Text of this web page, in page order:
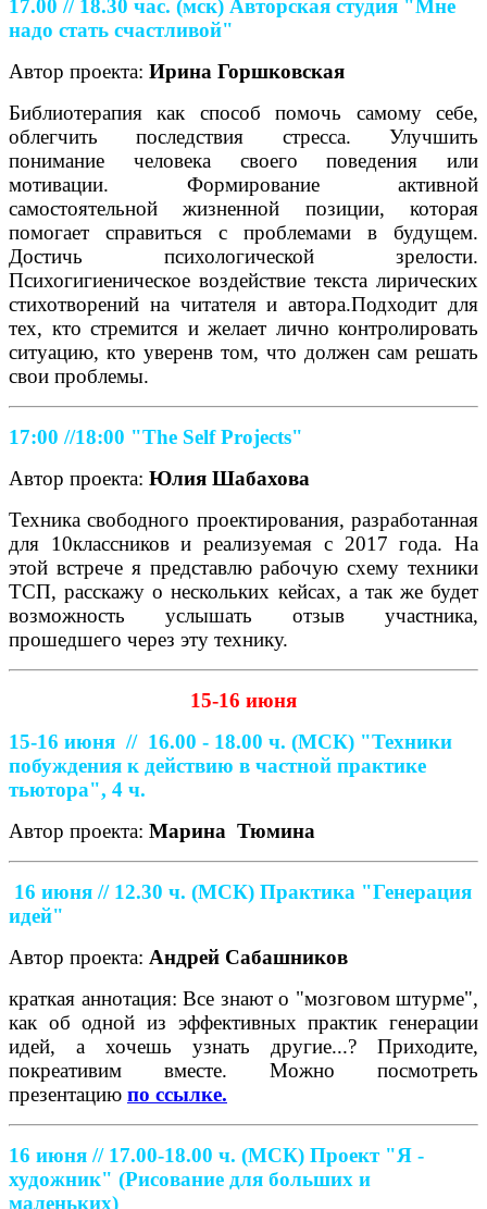
17.00 // 18.30 час. (мск) Авторская студия "Мне
надо стать счастливой"
Автор проекта: Ирина Горшковская
Библиотерапия как способ помочь самому себе,
облегчить последствия стресса. Улучшить
понимание человека своего поведения или
мотивации. Формирование активной
самостоятельной жизненной позиции, которая
помогает справиться с проблемами в будущем.
Достичь психологической зрелости.
Психогигиеническое воздействие текста лирических
стихотворений на читателя и автора.Подходит для
тех, кто стремится и желает лично контролировать
ситуацию, кто уверенв том, что должен сам решать
свои проблемы.
17:00 //18:00 "The Self Projects"
Автор проекта: Юлия Шабахова
Техника свободного проектирования, разработанная
для 10классников и реализуемая с 2017 года. На
этой встрече я представлю рабочую схему техники
ТСП, расскажу о нескольких кейсах, а так же будет
возможность услышать отзыв участника,
прошедшего через эту технику.
15-16 июня
15-16 июня // 16.00 - 18.00 ч. (МСК) "Техники
побуждения к действию в частной практике
тьютора", 4 ч.
Автор проекта: Марина Тюмина
16 июня // 12.30 ч. (МСК) Практика "Генерация
идей"
Автор проекта: Андрей Сабашников
краткая аннотация: Все знают о "мозговом штурме",
как об одной из эффективных практик генерации
идей, а хочешь узнать другие...? Приходите,
покреативим вместе. Можно посмотреть
презентацию по ссылке.
16 июня // 17.00-18.00 ч. (МСК) Проект "Я -
художник" (Рисование для больших и
маленьких)